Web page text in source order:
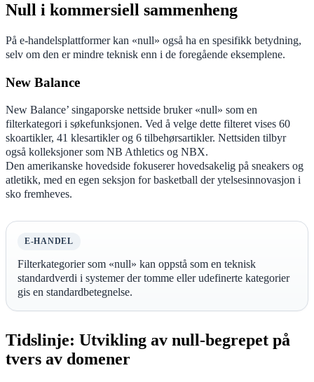
Null i kommersiell sammenheng
På e-handelsplattformer kan «null» også ha en spesifikk betydning,
selv om den er mindre teknisk enn i de foregående eksemplene.
New Balance
New Balance’ singaporske nettside bruker «null» som en
filterkategori i søkefunksjonen. Ved å velge dette filteret vises 60
skoartikler, 41 klesartikler og 6 tilbehørsartikler. Nettsiden tilbyr
også kolleksjoner som NB Athletics og NBX.
Den amerikanske hovedside fokuserer hovedsakelig på sneakers og
atletikk, med en egen seksjon for basketball der ytelsesinnovasjon i
sko fremheves.
E-HANDEL
Filterkategorier som «null» kan oppstå som en teknisk
standardverdi i systemer der tomme eller udefinerte kategorier
gis en standardbetegnelse.
Tidslinje: Utvikling av null-begrepet på
tvers av domener